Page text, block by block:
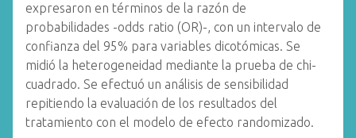
expresaron en términos de la razón de
probabilidades -odds ratio (OR)-, con un intervalo de
confianza del 95% para variables dicotómicas. Se
midió la heterogeneidad mediante la prueba de chi-
cuadrado. Se efectuó un análisis de sensibilidad
repitiendo la evaluación de los resultados del
tratamiento con el modelo de efecto randomizado.